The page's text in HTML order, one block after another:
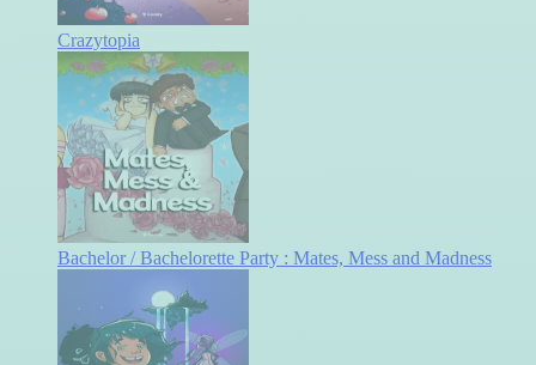
Crazytopia
Bachelor / Bachelorette Party : Mates, Mess and Madness